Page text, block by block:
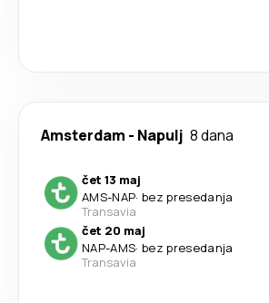
Amsterdam - Napulj 8 dana
čet 13 maj
AMS-NAP· bez presedanja
Transavia
čet 20 maj
NAP-AMS· bez presedanja
Transavia